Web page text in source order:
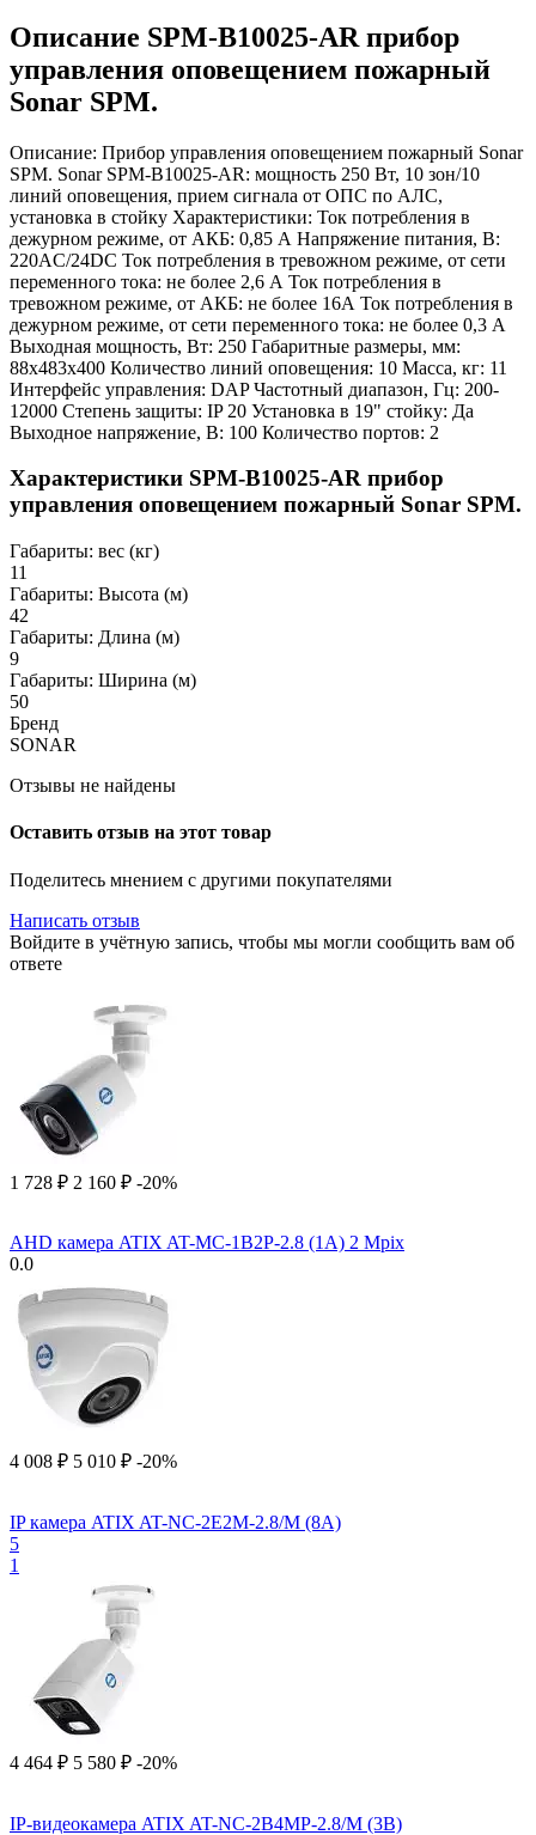
Описание SPM-B10025-AR прибор
управления оповещением пожарный
Sonar SPM.
Описание: Прибор управления оповещением пожарный Sonar
SPM. Sonar SPM-B10025-AR: мощность 250 Вт, 10 зон/10
линий оповещения, прием сигнала от ОПС по АЛС,
установка в стойку Характеристики: Ток потребления в
дежурном режиме, от АКБ: 0,85 А Напряжение питания, В:
220AC/24DC Ток потребления в тревожном режиме, от сети
переменного тока: не более 2,6 А Ток потребления в
тревожном режиме, от АКБ: не более 16А Ток потребления в
дежурном режиме, от сети переменного тока: не более 0,3 А
Выходная мощность, Вт: 250 Габаритные размеры, мм:
88x483x400 Количество линий оповещения: 10 Масса, кг: 11
Интерфейс управления: DAP Частотный диапазон, Гц: 200-
12000 Степень защиты: IP 20 Установка в 19" стойку: Да
Выходное напряжение, В: 100 Количество портов: 2
Характеристики SPM-B10025-AR прибор
управления оповещением пожарный Sonar SPM.
Габариты: вес (кг)
11
Габариты: Высота (м)
42
Габариты: Длина (м)
9
Габариты: Ширина (м)
50
Бренд
SONAR
Отзывы не найдены
Оставить отзыв на этот товар
Поделитесь мнением с другими покупателями
Написать отзыв
Войдите в учётную запись, чтобы мы могли сообщить вам об
ответе
1 728 ₽ 2 160 ₽ -20%
AHD камера ATIX AT-MC-1B2P-2.8 (1A) 2 Mpix
0.0
4 008 ₽ 5 010 ₽ -20%
IP камера ATIX AT-NC-2E2M-2.8/M (8A)
5
1
4 464 ₽ 5 580 ₽ -20%
IP-видеокамера ATIX AT-NC-2B4MP-2.8/M (3B)